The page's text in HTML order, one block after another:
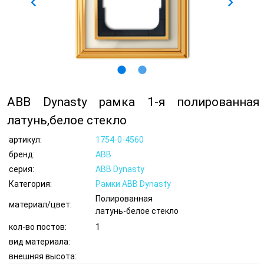
lens lens
ABB Dynasty рамка 1-я полированная
латунь,белое стекло
артикул:
1754-0-4560
бренд:
ABB
серия:
ABB Dynasty
Категория:
Рамки ABB Dynasty
материал/цвет:
Полированная
латунь-белое стекло
кол-во постов:
1
вид материала:
внешняя высота: